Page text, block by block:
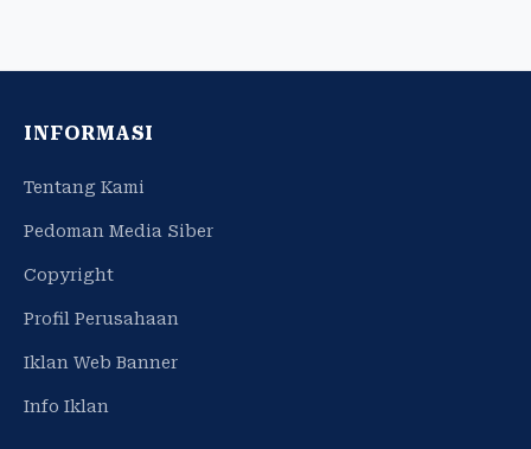
INFORMASI
Tentang Kami
Pedoman Media Siber
Copyright
Profil Perusahaan
Iklan Web Banner
Info Iklan